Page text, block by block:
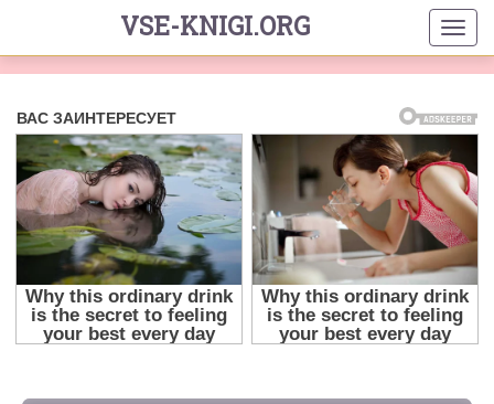
VSE-KNIGI.ORG